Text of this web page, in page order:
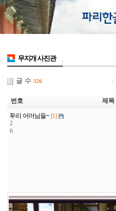
무지개 사진관
글 수 326
번호 제목
3
2
6
우리 어머님들~ [1]